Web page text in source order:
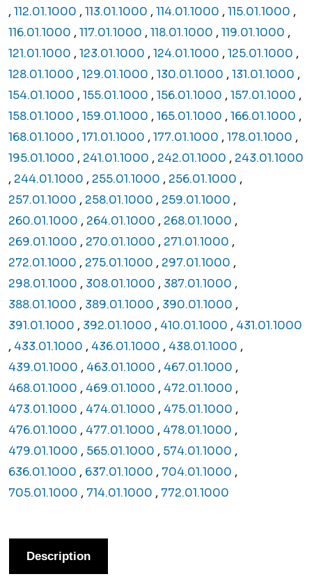
, 112.01.1000 , 113.01.1000 , 114.01.1000 , 115.01.1000 ,
116.01.1000 , 117.01.1000 , 118.01.1000 , 119.01.1000 ,
121.01.1000 , 123.01.1000 , 124.01.1000 , 125.01.1000 ,
128.01.1000 , 129.01.1000 , 130.01.1000 , 131.01.1000 ,
154.01.1000 , 155.01.1000 , 156.01.1000 , 157.01.1000 ,
158.01.1000 , 159.01.1000 , 165.01.1000 , 166.01.1000 ,
168.01.1000 , 171.01.1000 , 177.01.1000 , 178.01.1000 ,
195.01.1000 , 241.01.1000 , 242.01.1000 , 243.01.1000
, 244.01.1000 , 255.01.1000 , 256.01.1000 ,
257.01.1000 , 258.01.1000 , 259.01.1000 ,
260.01.1000 , 264.01.1000 , 268.01.1000 ,
269.01.1000 , 270.01.1000 , 271.01.1000 ,
272.01.1000 , 275.01.1000 , 297.01.1000 ,
298.01.1000 , 308.01.1000 , 387.01.1000 ,
388.01.1000 , 389.01.1000 , 390.01.1000 ,
391.01.1000 , 392.01.1000 , 410.01.1000 , 431.01.1000
, 433.01.1000 , 436.01.1000 , 438.01.1000 ,
439.01.1000 , 463.01.1000 , 467.01.1000 ,
468.01.1000 , 469.01.1000 , 472.01.1000 ,
473.01.1000 , 474.01.1000 , 475.01.1000 ,
476.01.1000 , 477.01.1000 , 478.01.1000 ,
479.01.1000 , 565.01.1000 , 574.01.1000 ,
636.01.1000 , 637.01.1000 , 704.01.1000 ,
705.01.1000 , 714.01.1000 , 772.01.1000
Description